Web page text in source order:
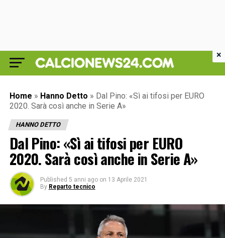
Home » Hanno Detto » Dal Pino: «Sì ai tifosi per EURO
2020. Sarà così anche in Serie A»
HANNO DETTO
Dal Pino: «Sì ai tifosi per EURO
2020. Sarà così anche in Serie A»
Published 5 anni ago on 13 Aprile 2021
By Reparto tecnico
×